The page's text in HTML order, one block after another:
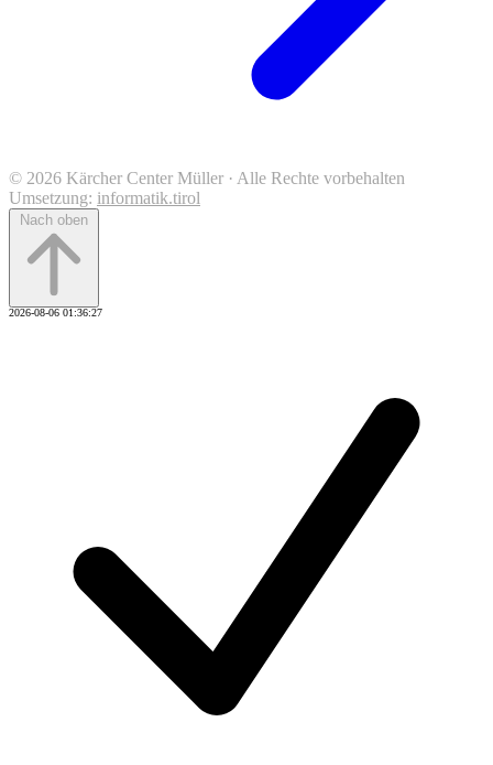
© 2026 Kärcher Center Müller · Alle Rechte vorbehalten
Umsetzung: informatik.tirol
Nach oben
2026-08-06 01:36:27